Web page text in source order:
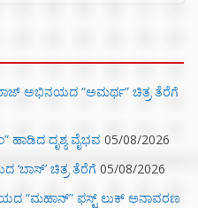
ಅಭಿನಯದ “ಅಮರ್ಥ” ಚಿತ್ರ ತೆರೆಗೆ
ದೃಶ್ಯ ವೈಭವ 05/08/2026
‘ಬಾಸ್’ ಚಿತ್ರ ತೆರೆಗೆ 05/08/2026
“ಮಹಾನ್” ಫಸ್ಟ್ ಲುಕ್ ಅನಾವರಣ